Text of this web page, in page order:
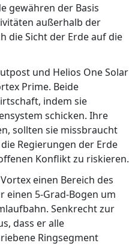
gewähren der Basis
außerhalb der
die Sicht der Erde auf die
und Helios One Solar
Prime. Beide
indem sie
schicken. Ihre
sollten sie missbraucht
Regierungen der Erde
Konflikt zu riskieren.
einen Bereich des
5-Grad-Bogen um
Senkrecht zur
dass er alle
Ringsegment